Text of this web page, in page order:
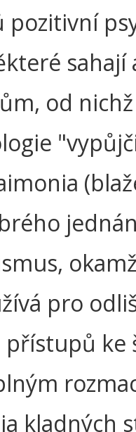
pozitivní
sahají
od
pro
ke
kladných